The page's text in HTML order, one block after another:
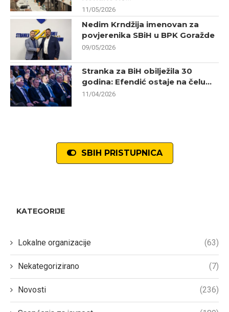
11/05/2026
Nedim Krndžija imenovan za
povjerenika SBiH u BPK Goražde
09/05/2026
Stranka za BiH obilježila 30
godina: Efendić ostaje na čelu...
11/04/2026
SBIH PRISTUPNICA
KATEGORIJE
Lokalne organizacije (63)
Nekategorizirano (7)
Novosti (236)